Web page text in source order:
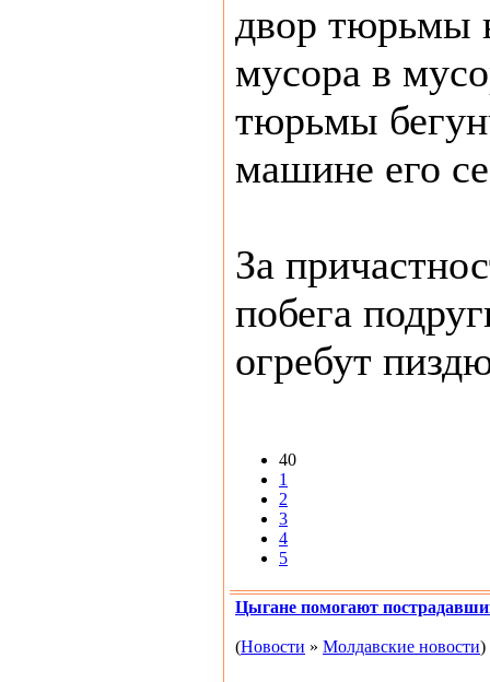
двор тюрьмы
мусора в
тюрьмы
машине его
За
побега
огребут
40
1
2
3
4
5
Цыгане помогают
(Новости » Молдавские новости)